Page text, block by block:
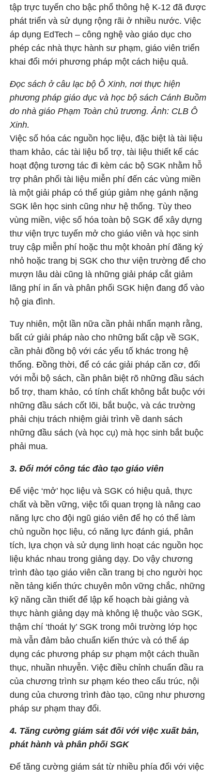
tập trực tuyến cho bậc phổ thông hệ K-12 đã được
phát triển và sử dụng rộng rãi ở nhiều nước. Việc
áp dụng EdTech – công nghệ vào giáo dục cho
phép các nhà thực hành sư phạm, giáo viên triển
khai đổi mới phương pháp một cách hiệu quả.
Đọc sách ở câu lạc bộ Ô Xinh, nơi thực hiện
phương pháp giáo dục và học bộ sách Cánh Buồm
do nhà giáo Phạm Toàn chủ trương. Ảnh: CLB Ô
Xinh.
Việc số hóa các nguồn học liệu, đặc biệt là tài liệu
tham khảo, các tài liệu bổ trợ, tài liệu thiết kế các
hoạt động tương tác đi kèm các bộ SGK nhằm hỗ
trợ phân phối tài liệu miễn phí đến các vùng miền
là một giải pháp có thể giúp giảm nhẹ gánh nặng
SGK lên học sinh cũng như hệ thống. Tùy theo
vùng miền, việc số hóa toàn bộ SGK để xây dựng
thư viện trực tuyến mở cho giáo viên và học sinh
truy cập miễn phí hoặc thu một khoản phí đăng ký
nhỏ hoặc trang bị SGK cho thư viện trường để cho
mượn lâu dài cũng là những giải pháp cắt giảm
lãng phí in ấn và phân phối SGK hiện đang đổ vào
hộ gia đình.
Tuy nhiên, một lần nữa cần phải nhấn mạnh rằng,
bất cứ giải pháp nào cho những bất cập về SGK,
cần phải đồng bộ với các yếu tố khác trong hệ
thống. Đồng thời, để có các giải pháp căn cơ, đối
với mỗi bộ sách, cần phân biệt rõ những đầu sách
bổ trợ, tham khảo, có tính chất không bắt buộc với
những đầu sách cốt lõi, bắt buộc, và các trường
phải chịu trách nhiệm giải trình về danh sách
những đầu sách (và học cụ) mà học sinh bắt buộc
phải mua.
3. Đổi mới công tác đào tạo giáo viên
Để việc ‘mở’ học liệu và SGK có hiệu quả, thực
chất và bền vững, việc tối quan trọng là nâng cao
năng lực cho đội ngũ giáo viên để họ có thể làm
chủ nguồn học liệu, có năng lực đánh giá, phân
tích, lựa chọn và sử dụng linh hoạt các nguồn học
liệu khác nhau trong giảng dạy. Do vậy chương
trình đào tạo giáo viên cần trang bị cho người học
nền tảng kiến thức chuyên môn vững chắc, những
kỹ năng cần thiết để lập kế hoạch bài giảng và
thực hành giảng dạy mà không lệ thuộc vào SGK,
thậm chí ‘thoát ly’ SGK trong môi trường lớp học
mà vẫn đảm bảo chuẩn kiến thức và có thể áp
dụng các phương pháp sư phạm một cách thuần
thục, nhuần nhuyễn. Việc điều chỉnh chuẩn đầu ra
của chương trình sư phạm kéo theo cấu trúc, nội
dung của chương trình đào tạo, cũng như phương
pháp sư phạm thay đổi.
4. Tăng cường giám sát đối với việc xuất bản,
phát hành và phân phối SGK
Để tăng cường giám sát từ nhiều phía đối với việc